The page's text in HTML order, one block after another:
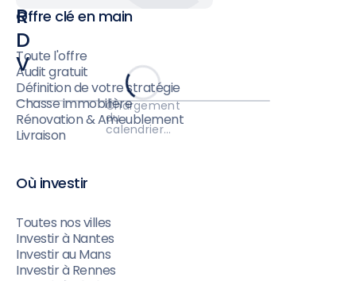
R
D
V
Chargement
du
calendrier…
Offre clé en main
Toute l'offre
Audit gratuit
Définition de votre stratégie
Chasse immobilière
Rénovation & Ameublement
Livraison
Où investir
Toutes nos villes
Investir à Nantes
Investir au Mans
Investir à Rennes